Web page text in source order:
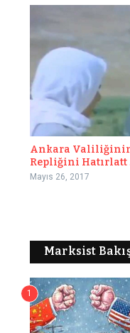
Ankara Valiliğinin
Repliğini Hatırlatt
Mayıs 26, 2017
Marksist
1